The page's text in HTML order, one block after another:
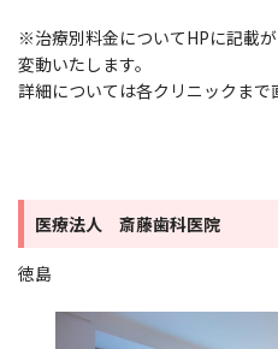
※治療別料金についてHPに記載
変動いたします。
詳細については各クリニックまで
医療法人 斎藤歯科医院
徳島